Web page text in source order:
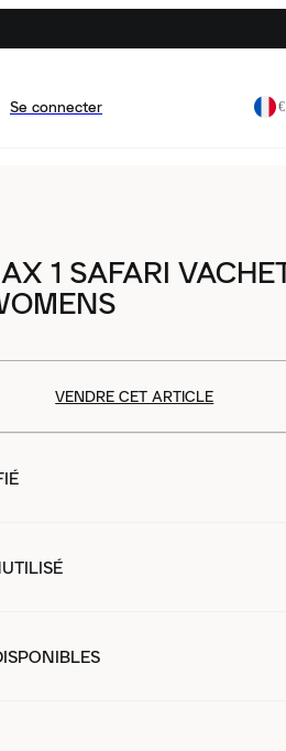
Se connecter
1 SAFARI
VENDRE CET ARTICLE